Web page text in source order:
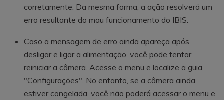
corretamente. Da mesma forma, a ação resolverá um
erro resultante do mau funcionamento do IBIS.
Caso a mensagem de erro ainda apareça após
desligar e ligar a alimentação, você pode tentar
reiniciar a câmera. Acesse o menu e localize a guia
"Configurações". No entanto, se a câmera ainda
estiver congelada, você não poderá acessar o menu e